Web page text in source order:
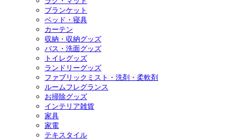
ブランケット
ベッド・寝具
カーテン
収納・収納グッズ
バス・洗面グッズ
トイレグッズ
ランドリーグッズ
ファブリックミスト・洗剤・柔軟剤
ルームフレグランス
お掃除グッズ
インテリア雑貨
家具
家電
テキスタイル